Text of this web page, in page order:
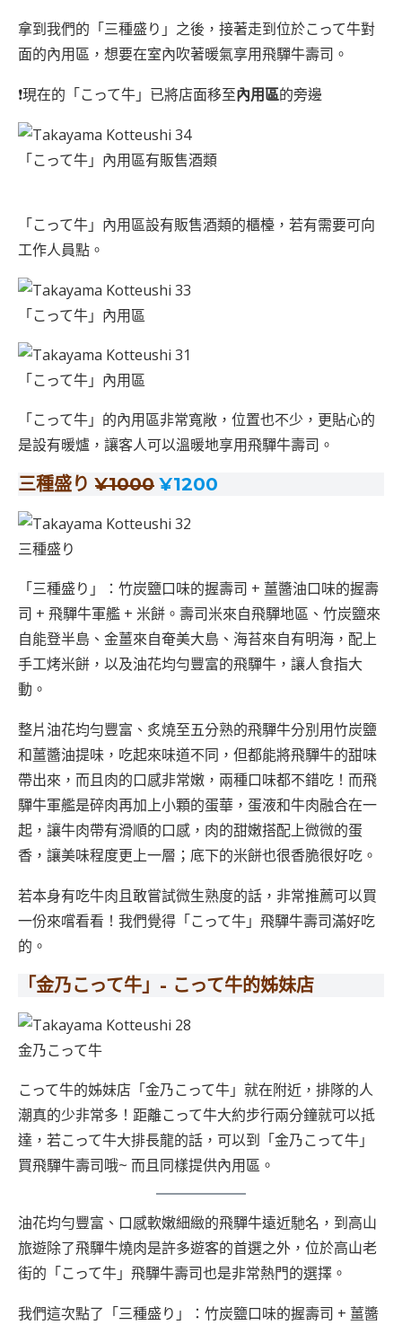
拿到我們的「三種盛り」之後，接著走到位於こって牛對
面的內用區，想要在室內吹著暖氣享用飛驒牛壽司。
❗現在的「こって牛」已將店面移至內用區的旁邊
「こって牛」內用區有販售酒類
「こって牛」內用區設有販售酒類的櫃檯，若有需要可向
工作人員點。
「こって牛」內用區
「こって牛」內用區
「こって牛」的內用區非常寬敞，位置也不少，更貼心的
是設有暖爐，讓客人可以溫暖地享用飛驒牛壽司。
三種盛り¥1000 ¥1200
三種盛り
「三種盛り」：竹炭鹽口味的握壽司 + 薑醬油口味的握壽
司 + 飛驒牛軍艦 + 米餅。壽司米來自飛驒地區、竹炭鹽來
自能登半島、金薑來自奄美大島、海苔來自有明海，配上
手工烤米餅，以及油花均勻豐富的飛驒牛，讓人食指大
動。
整片油花均勻豐富、炙燒至五分熟的飛驒牛分別用竹炭鹽
和薑醬油提味，吃起來味道不同，但都能將飛驒牛的甜味
帶出來，而且肉的口感非常嫩，兩種口味都不錯吃！而飛
驒牛軍艦是碎肉再加上小顆的蛋華，蛋液和牛肉融合在一
起，讓牛肉帶有滑順的口感，肉的甜嫩搭配上微微的蛋
香，讓美味程度更上一層；底下的米餅也很香脆很好吃。
若本身有吃牛肉且敢嘗試微生熟度的話，非常推薦可以買
一份來嚐看看！我們覺得「こって牛」飛驒牛壽司滿好吃
的。
「金乃こって牛」- こって牛的姊妹店
金乃こって牛
こって牛的姊妹店「金乃こって牛」就在附近，排隊的人
潮真的少非常多！距離こって牛大約步行兩分鐘就可以抵
達，若こって牛大排長龍的話，可以到「金乃こって牛」
買飛驒牛壽司哦~ 而且同樣提供內用區。
油花均勻豐富、口感軟嫩細緻的飛驒牛遠近馳名，到高山
旅遊除了飛驒牛燒肉是許多遊客的首選之外，位於高山老
街的「こって牛」飛驒牛壽司也是非常熱門的選擇。
我們這次點了「三種盛り」：竹炭鹽口味的握壽司 + 薑醬